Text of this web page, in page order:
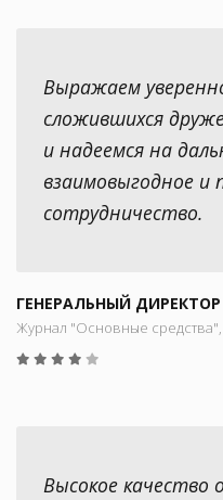
Выражаем
сложившихся
и надеемся на
взаимовыгодное и
сотрудничество.
ГЕНЕРАЛЬНЫЙ ДИРЕКТОР
Журнал "Основные
Высокое качество